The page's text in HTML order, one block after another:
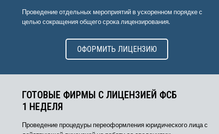
Проведение отдельных мероприятий в ускоренном порядке с
целью сокращения общего срока лицензирования.
ОФОРМИТЬ ЛИЦЕНЗИЮ
ГОТОВЫЕ ФИРМЫ С ЛИЦЕНЗИЕЙ ФСБ
1 НЕДЕЛЯ
Проведение процедуры переоформления юридического лица с